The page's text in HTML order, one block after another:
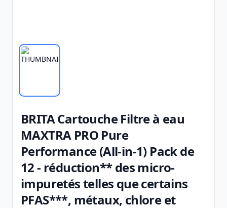
BRITA Cartouche Filtre à eau
MAXTRA PRO Pure
Performance (All-in-1) Pack de
12 - réduction** des micro-
impuretés telles que certains
PFAS***, métaux, chlore et